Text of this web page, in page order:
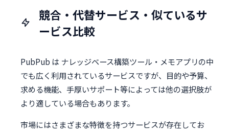
競合・代替サービス・似ているサ
ービス比較
PubPub は ナレッジベース構築ツール・メモアプリの中
でも広く利用されているサービスですが、目的や予算、
求める機能、手厚いサポート等によっては他の選択肢が
より適している場合もあります。
市場にはさまざまな特徴を持つサービスが存在してお